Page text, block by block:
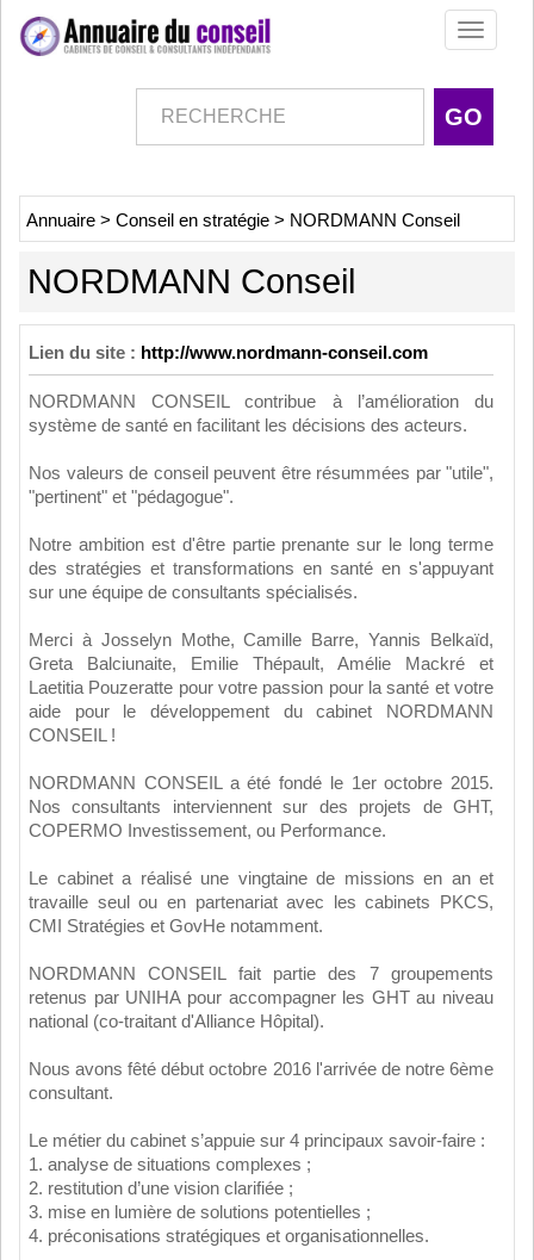
Toggle
Annuaire > Conseil en stratégie > NORDMANN Conseil
NORDMANN Conseil
Lien du site : http://www.nordmann-conseil.com
NORDMANN CONSEIL contribue à l’amélioration du
système de santé en facilitant les décisions des acteurs.
Nos valeurs de conseil peuvent être résummées par "utile",
"pertinent" et "pédagogue".
Notre ambition est d'être partie prenante sur le long terme
des stratégies et transformations en santé en s'appuyant
sur une équipe de consultants spécialisés.
Merci à Josselyn Mothe, Camille Barre, Yannis Belkaïd,
Greta Balciunaite, Emilie Thépault, Amélie Mackré et
Laetitia Pouzeratte pour votre passion pour la santé et votre
aide pour le développement du cabinet NORDMANN
CONSEIL !
NORDMANN CONSEIL a été fondé le 1er octobre 2015.
Nos consultants interviennent sur des projets de GHT,
COPERMO Investissement, ou Performance.
Le cabinet a réalisé une vingtaine de missions en an et
travaille seul ou en partenariat avec les cabinets PKCS,
CMI Stratégies et GovHe notamment.
NORDMANN CONSEIL fait partie des 7 groupements
retenus par UNIHA pour accompagner les GHT au niveau
national (co-traitant d'Alliance Hôpital).
Nous avons fêté début octobre 2016 l'arrivée de notre 6ème
consultant.
Le métier du cabinet s’appuie sur 4 principaux savoir-faire :
1. analyse de situations complexes ;
2. restitution d’une vision clarifiée ;
3. mise en lumière de solutions potentielles ;
4. préconisations stratégiques et organisationnelles.